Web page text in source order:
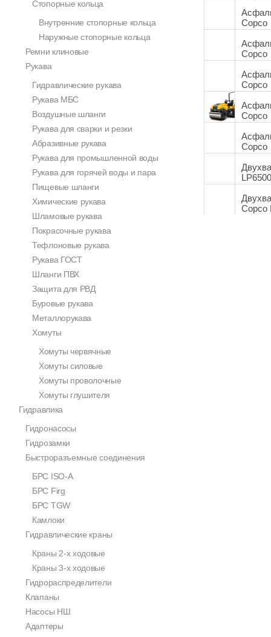
Copco
Copco
Copco
Copco
Copco
LP6500
Copco
Стопорные кольца
Внутренние стопорные кольца
Наружные стопорные кольца
Ремни клиновые
Рукава
Гидравлические рукава
Рукава МБС
Воздушные шланги
Рукава для сварки и резки
Абразивные рукава
Рукава для промышленной воды
Рукава для горячей воды и пара
Пищевые шланги
Химические рукава
Шламовые рукава
Покрасочные рукава
Тефлоновые рукава
Рукава ГОСТ
Шланги ПВХ
Защита для РВД
Буровые рукава
Металлорукава
Хомуты
Хомуты червячные
Хомуты силовые
Хомуты проволочные
Хомуты глушителя
Гидравлика
Гидронасосы
Гидрозамки
Быстроразъемные соединения
БРС ISO-A
БРС Firg
БРС TGW
Камлоки
Гидравлические краны
Краны 2-х ходовые
Краны 3-х ходовые
Гидрораспределители
Клапаны
Насосы НШ
Адаптеры